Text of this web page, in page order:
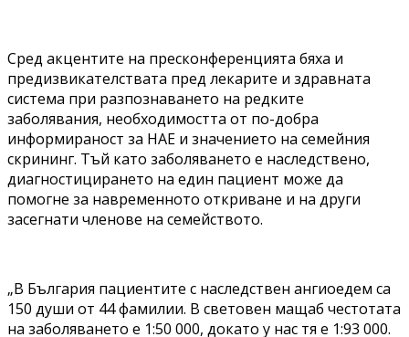
Сред акцентите на пресконференцията бяха и
предизвикателствата пред лекарите и здравната
система при разпознаването на редките
заболявания, необходимостта от по-добра
информираност за НАЕ и значението на семейния
скрининг. Тъй като заболяването е наследствено,
диагностицирането на един пациент може да
помогне за навременното откриване и на други
засегнати членове на семейството.
„В България пациентите с наследствен ангиоедем са
150 души от 44 фамилии. В световен мащаб честотата
на заболяването е 1:50 000, докато у нас тя е 1:93 000.